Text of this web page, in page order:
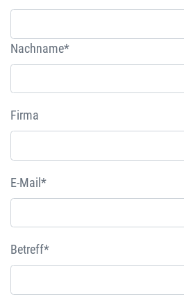
Nachname*
Firma
E-Mail*
Betreff*